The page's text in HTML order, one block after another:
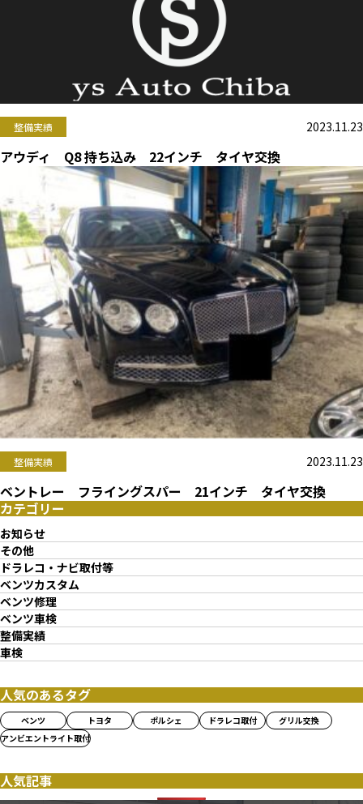
整備実績 2023.11.23
アウディ Q8 持ち込み 22インチ タイヤ交換
整備実績 2023.11.23
ベントレー フライングスパー 21インチ タイヤ交換
カテゴリー
お知らせ
その他
ドラレコ・ナビ取付等
ベンツカスタム
ベンツ修理
ベンツ車検
整備実績
車検
人気のあるタグ
ベンツ トヨタ ポルシェ ドラレコ取付
グリル交換
アンビエントライト取付
人気記事